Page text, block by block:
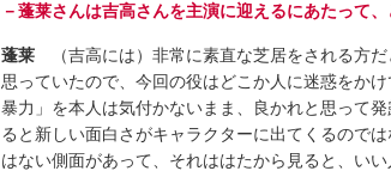
－蓬莱さんは吉高さんを主演に迎えるにあたって
蓬莱 （吉高には）非常に素直な芝居をされる方
思っていたので、今回の役はどこか人に迷惑をか
暴力」を本人は気付かないまま、良かれと思って
ると新しい面白さがキャラクターに出てくるので
はない側面があって、それははたから見ると、い